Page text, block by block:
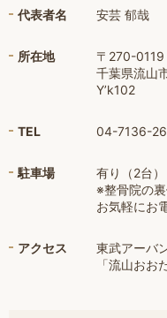
代表者名 安芸 郁哉
所在地
〒270-0119
千葉県流山
Y’k102
TEL 04-7136-
駐車場
有り（2台）
※整骨院の
お気軽にお
アクセス
東武アーバ
「流山おお